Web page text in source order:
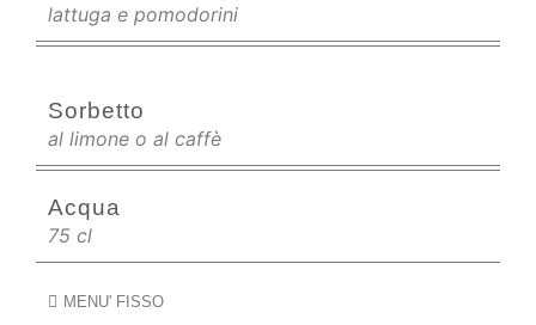
lattuga e pomodorini
Sorbetto
al limone o al caffè
Acqua
75 cl
MENU' FISSO